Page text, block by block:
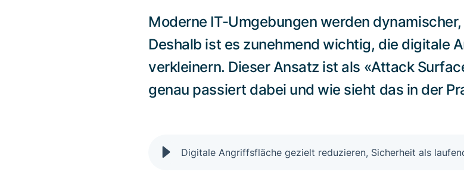
Moderne IT-Umgebungen werden
Deshalb ist es zunehmend wichtig, die digitale
verkleinern. Dieser Ansatz ist als «Attack
genau passiert dabei und wie sieht das in der
Digitale Angriffsfläche gezielt reduzieren, Sicherheit als